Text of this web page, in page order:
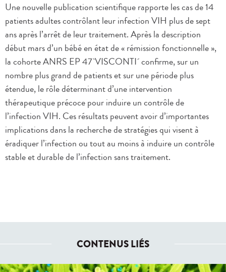
Une nouvelle publication scientifique rapporte les cas de 14
patients adultes contrôlant leur infection VIH plus de sept
ans après l’arrêt de leur traitement. Après la description
début mars d’un bébé en état de « rémission fonctionnelle »,
la cohorte ANRS EP 47`VISCONTI´ confirme, sur un
nombre plus grand de patients et sur une période plus
étendue, le rôle déterminant d’une intervention
thérapeutique précoce pour induire un contrôle de
l’infection VIH. Ces résultats peuvent avoir d’importantes
implications dans la recherche de stratégies qui visent à
éradiquer l’infection ou tout au moins à induire un contrôle
stable et durable de l’infection sans traitement.
CONTENUS LIÉS